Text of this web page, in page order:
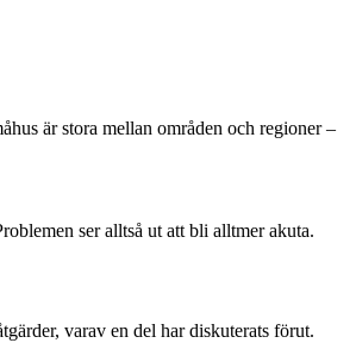
är stora mellan områden och regioner –
ser alltså ut att bli alltmer akuta.
varav en del har diskuterats förut.